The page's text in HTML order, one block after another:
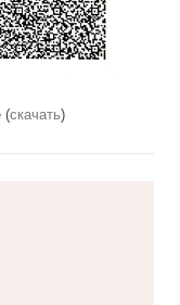
(скачать)